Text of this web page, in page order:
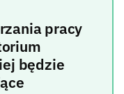
pracy
będzie